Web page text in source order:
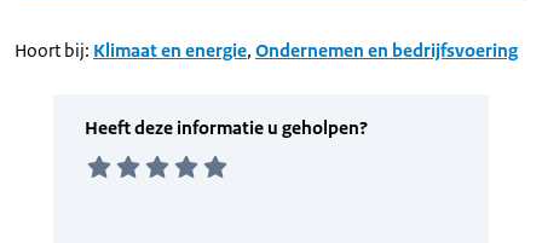
Hoort bij: Klimaat en energie, Ondernemen en bedrijfsvoering